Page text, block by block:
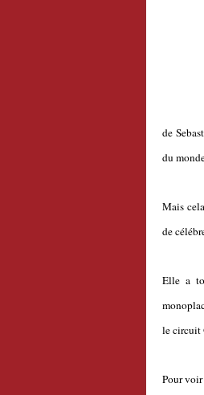
de
du
Mais
de
Elle a
le circuit
Pour voir